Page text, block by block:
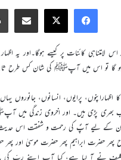
Facebook
X
Email
لامتناہی کائنات پر کیسے ہوگا۔اور یہ
ہو گا تو اس میں آپﷺ کی شان کس طرح
پرایوں، انسانوں، جانوروں یہاں
بھری پڑی ہیں۔ اور اخروی زندگی میں
کے لیے آپؐ کی رحمت و شفقت اس حدیث
ابراہیم پھر حضرت موسیٰ اور پھر
نے آ لیا ہے، کیا آپ اپنے ربّ کی